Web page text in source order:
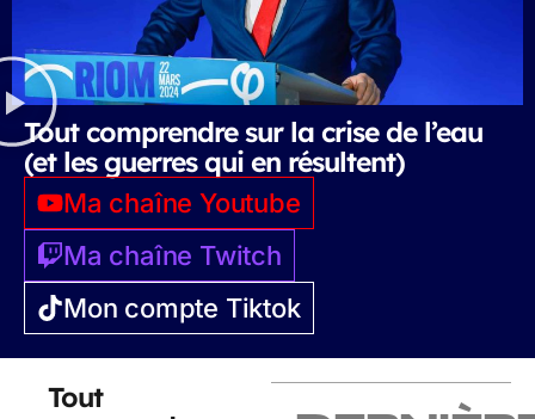
Tout comprendre sur la crise de l’eau
(et les guerres qui en résultent)
Ma chaîne Youtube
Ma chaîne Twitch
Mon compte Tiktok
Tout